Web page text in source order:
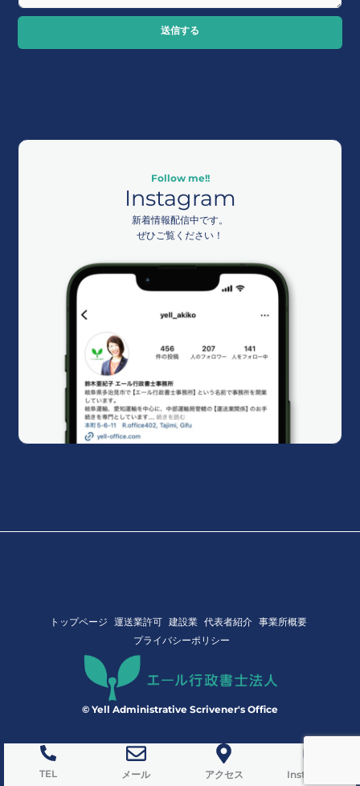
送信する
Follow me!!
Instagram
新着情報配信中です。
ぜひご覧ください！
トップページ 運送業許可 建設業 代表者紹介 事業所概要
プライバシーポリシー
© Yell Administrative Scrivener's Office
TEL メール アクセス Instagram